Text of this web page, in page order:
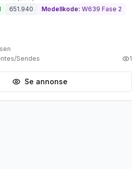
651.940 Modellkode: W639 Fase 2
Sendes 1
Se annonse